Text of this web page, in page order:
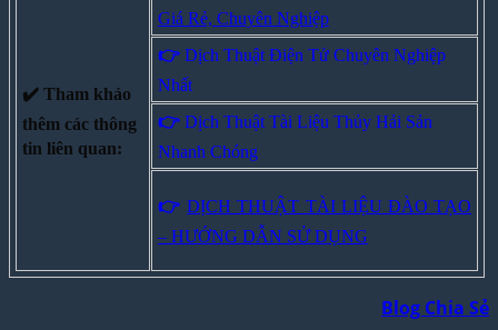
✔️ Tham khảo
thêm các thông
tin liên quan:
Giá Rẻ, Chuyên Nghiệp
👉 Dịch Thuật Điện Tử Chuyên Nghiệp
Nhất
👉 Dịch Thuật Tài Liệu Thủy Hải Sản
Nhanh Chóng
👉DỊCH THUẬT TÀI LIỆU ĐÀO TẠO
– HƯỚNG DẪN SỬ DỤNG
Blog Chia Sẻ